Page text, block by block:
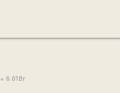
= 6.61 Br